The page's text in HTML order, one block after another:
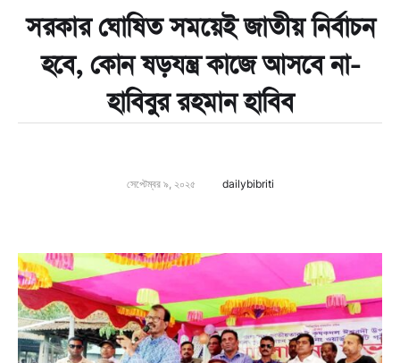
সরকার ঘোষিত সময়েই জাতীয় নির্বাচন
হবে, কোন ষড়যন্ত্র কাজে আসবে না-
হাবিবুর রহমান হাবিব
সেপ্টেম্বর ৯, ২০২৫ dailybibriti